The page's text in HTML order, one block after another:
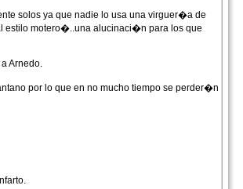
solos ya que nadie lo usa una virguer�a de
estilo motero�..una alucinaci�n para los que
Arnedo.
por lo que en no mucho tiempo se perder�n